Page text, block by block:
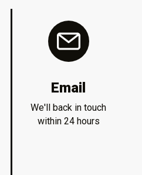
Email
We'll back in touch
within 24 hours